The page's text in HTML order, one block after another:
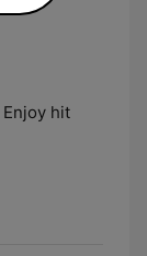
hit